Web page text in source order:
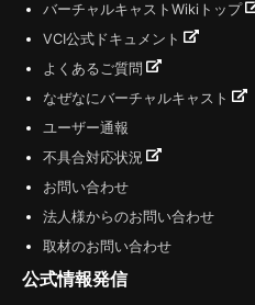
バーチャルキャストWikiトップ
VCI公式ドキュメント
よくあるご質問
なぜなにバーチャルキャスト
ユーザー通報
不具合対応状況
お問い合わせ
法人様からのお問い合わせ
取材のお問い合わせ
公式情報発信